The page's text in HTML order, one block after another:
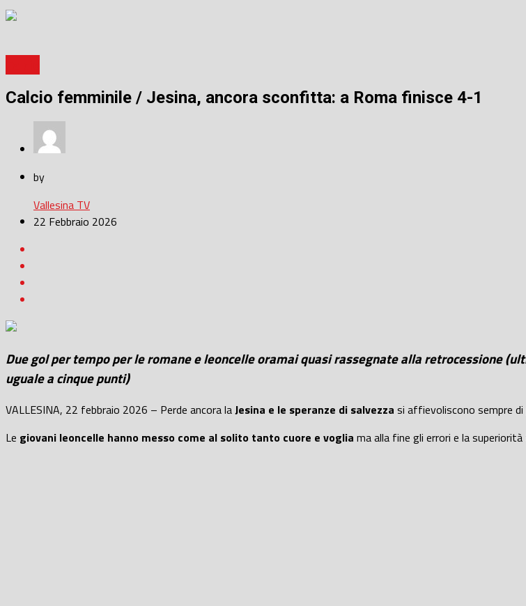
Calcio femminile / Jesina, ancora sconfitta: a Roma finisce 4-1
by
Vallesina TV
22 Febbraio 2026
Due gol per tempo per le romane e leoncelle oramai quasi rassegnate alla retrocessione
uguale a cinque punti)
VALLESINA, 22 febbraio 2026 – Perde ancora laJesina e le speranze di salvezza si affievoliscono sempre di
Le giovani leoncelle hanno messo come al solito tanto cuore e voglia ma alla fine gli errori e la